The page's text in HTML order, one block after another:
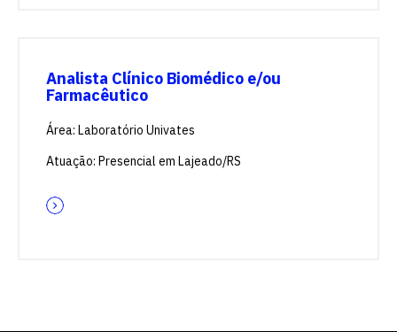
Analista Clínico Biomédico e/ou
Farmacêutico
Área: Laboratório Univates
Atuação: Presencial em Lajeado/RS